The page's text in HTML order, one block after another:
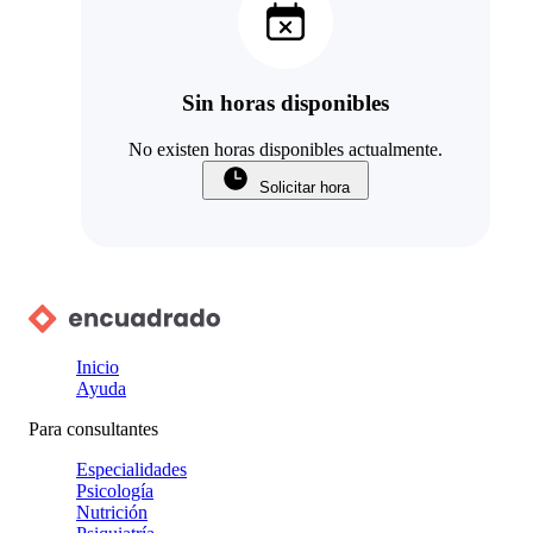
Sin horas disponibles
No existen horas disponibles actualmente.
Solicitar hora
Inicio
Ayuda
Para consultantes
Especialidades
Psicología
Nutrición